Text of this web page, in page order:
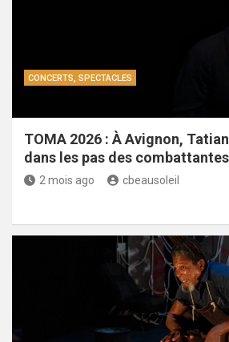
CONCERTS, SPECTACLES
TOMA 2026 : À Avignon,
dans les pas des combattantes
2 mois ago cbeausoleil